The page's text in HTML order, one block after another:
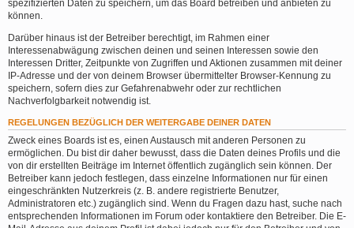
spezifizierten Daten zu speichern, um das Board betreiben und anbieten zu
können.
Darüber hinaus ist der Betreiber berechtigt, im Rahmen einer
Interessenabwägung zwischen deinen und seinen Interessen sowie den
Interessen Dritter, Zeitpunkte von Zugriffen und Aktionen zusammen mit deiner
IP-Adresse und der von deinem Browser übermittelter Browser-Kennung zu
speichern, sofern dies zur Gefahrenabwehr oder zur rechtlichen
Nachverfolgbarkeit notwendig ist.
REGELUNGEN BEZÜGLICH DER WEITERGABE DEINER DATEN
Zweck eines Boards ist es, einen Austausch mit anderen Personen zu
ermöglichen. Du bist dir daher bewusst, dass die Daten deines Profils und die
von dir erstellten Beiträge im Internet öffentlich zugänglich sein können. Der
Betreiber kann jedoch festlegen, dass einzelne Informationen nur für einen
eingeschränkten Nutzerkreis (z. B. andere registrierte Benutzer,
Administratoren etc.) zugänglich sind. Wenn du Fragen dazu hast, suche nach
entsprechenden Informationen im Forum oder kontaktiere den Betreiber. Die E-